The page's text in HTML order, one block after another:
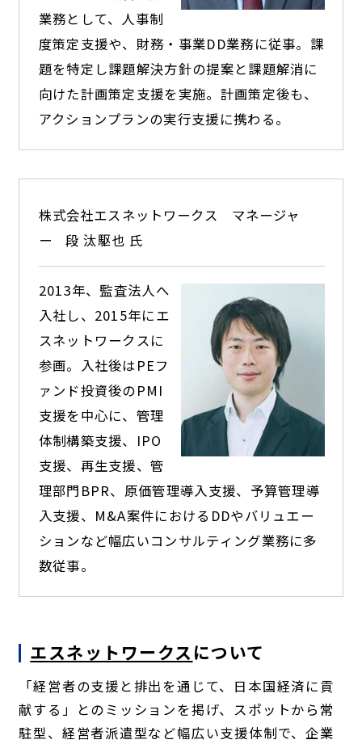
業務として、人事制
度策定支援や、財務・事業DD業務に従事。課
題を特定し課題解決方針の提案と課題解消に
向けた計画策定支援を実施。計画策定後も、
アクションプランの実行支援に携わる。
株式会社エスネットワークス
マネージャ
ー
段 汰駆也 氏
2013年、監査法人へ
入社し、2015年にエ
スネットワークスに
参画。入社後はPEフ
ァンド投資後のPMI
支援を中心に、管理
体制構築支援、IPO
支援、再生支援、管
理部門BPR、原価管理導入支援、予算管理導
入支援、M&A案件におけるDDやバリュエー
ションなど幅広いコンサルティング業務に多
数従事。
エスネットワークスについて
「経営者の支援と排出を通じて、日本国経済に貢
献する」とのミッションを掲げ、スポットから常
駐型、経営者派遣型など幅広い支援体制で、企業